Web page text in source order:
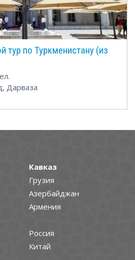
тур по Туркменистану (из
Дарваза
Кавказ
Грузия
Азербайджан
Армения
Россия
Китай